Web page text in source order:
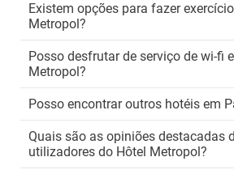
Existem opções para fazer
Metropol?
Posso desfrutar de serviço de wi-fi
Metropol?
Posso encontrar outros hotéis em
Quais são as opiniões destacadas
utilizadores do Hôtel Metropol?